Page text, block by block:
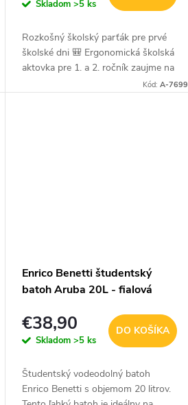
Skladom>5 ks
Rozkošný školský parťák pre prvé
školské dni 🎒 Ergonomická školská
aktovka pre 1. a 2. ročník zaujme na
Kód: A-7699
Enrico Benetti študentský
batoh Aruba 20L - fialová
€38,90
Skladom>5 ks
DO KOŠÍKA
Študentský vodeodolný batoh
Enrico Benetti s objemom 20 litrov.